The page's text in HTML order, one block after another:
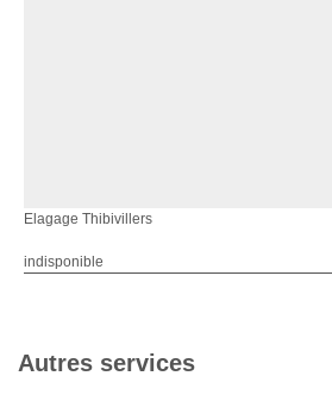
Elagage Thibivillers
indisponible
Autres services